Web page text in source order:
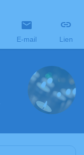
E-mail Lien